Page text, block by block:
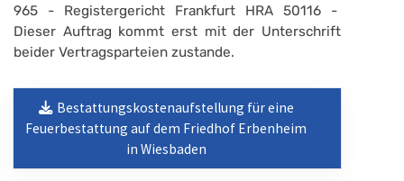
965 - Registergericht Frankfurt HRA 50116 -
Dieser Auftrag kommt erst mit der Unterschrift
beider Vertragsparteien zustande.
Bestattungskostenaufstellung für eine
Feuerbestattung auf dem Friedhof Erbenheim
in Wiesbaden